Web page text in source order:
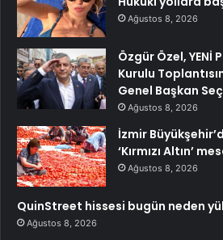
Ağustos 8, 2026
Özgür Özel, YENİ
Kurulu
Genel Başkan
Ağustos 8, 2026
İzmir
‘Kırmızı Altın’
Ağustos 8, 2026
QuinStreet hissesi bugün neden
Ağustos 8, 2026